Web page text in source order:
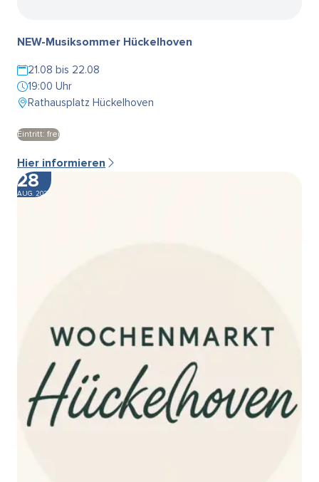
NEW-Musiksommer Hückelhoven
21.08 bis 22.08
19:00 Uhr
Rathausplatz Hückelhoven
Eintritt: frei
Hier informieren
28
AUG. 2026